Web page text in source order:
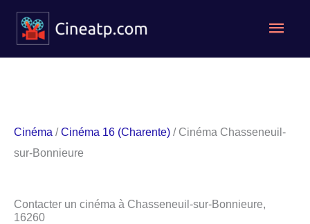
Aller
Cinéma /Cinéma 16 (Charente) / Cinéma Chasseneuil-
sur-Bonnieure
Contacter un cinéma à Chasseneuil-sur-Bonnieure,
16260